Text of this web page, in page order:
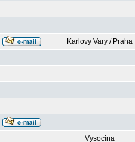
Karlovy Vary / Praha
Vysocina